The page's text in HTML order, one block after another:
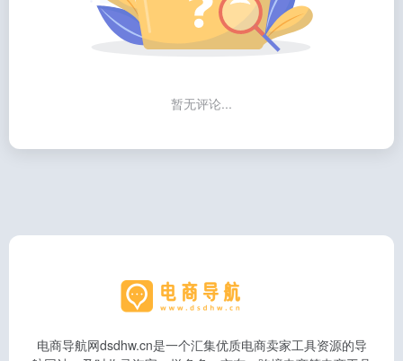
暂无评论...
电商导航网dsdhw.cn是一个汇集优质电商卖家工具资源的导